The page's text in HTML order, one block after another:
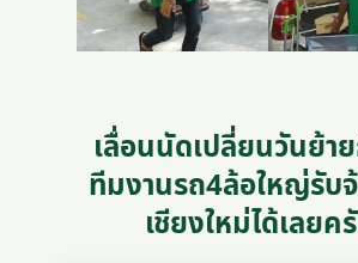
เลื่อนนัดเปลี่ยนวันย้า
ทีมงานรถ4ล้อใหญ่รับ
เชียงใหม่ได้เลยค